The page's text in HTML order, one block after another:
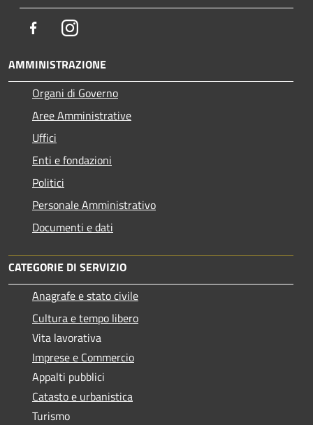
FacebookInstagram
AMMINISTRAZIONE
Organi di Governo
Aree Amministrative
Uffici
Enti e fondazioni
Politici
Personale Amministrativo
Documenti e dati
CATEGORIE DI SERVIZIO
Anagrafe e stato civile
Cultura e tempo libero
Vita lavorativa
Imprese e Commercio
Appalti pubblici
Catasto e urbanistica
Turismo